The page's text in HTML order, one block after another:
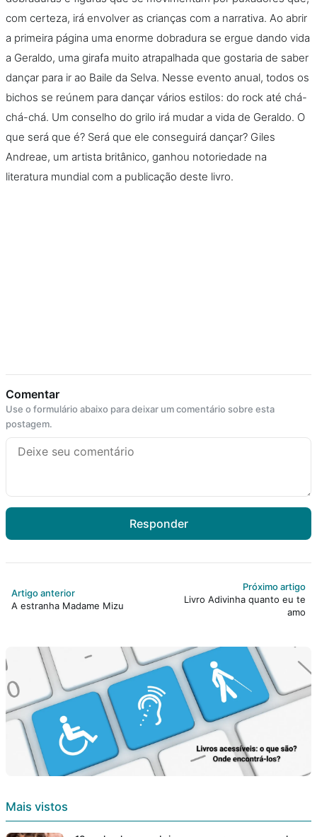
com certeza, irá envolver as crianças com a narrativa. Ao abrir
a primeira página uma enorme dobradura se ergue dando vida
a Geraldo, uma girafa muito atrapalhada que gostaria de saber
dançar para ir ao Baile da Selva. Nesse evento anual, todos os
bichos se reúnem para dançar vários estilos: do rock até chá-
chá-chá. Um conselho do grilo irá mudar a vida de Geraldo. O
que será que é? Será que ele conseguirá dançar? Giles
Andreae, um artista britânico, ganhou notoriedade na
literatura mundial com a publicação deste livro.
Comentar
Use o formulário abaixo para deixar um comentário sobre esta
postagem.
Responder
Artigo anterior
A estranha Madame Mizu
Próximo artigo
Livro Adivinha quanto eu te
amo
Mais vistos